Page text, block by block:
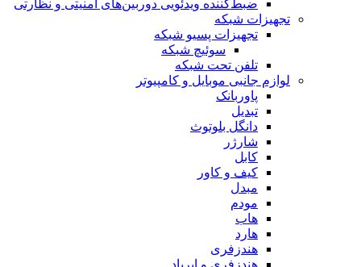
ضبط‌کننده ویدئویی دوربین‌های امنیتی و نظارتی
تجهیزات شبکه
تجهیزات پسیو شبکه
سوئیچ‌ شبکه
تلفن تحت شبکه
لوازم جانبی موبایل و کامپیوتر
پاوربانک
تبدیل
دانگل بلوتوث
شارژر
کابل
کیف و کاور
مبدل
مودم
هاب
هارد
هندزفری